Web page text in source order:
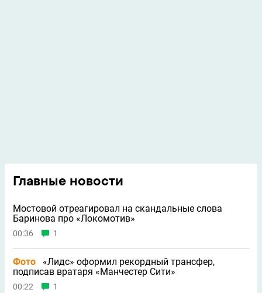
Главные новости
Мостовой отреагировал на скандальные слова
Баринова про «Локомотив»
00:36 1
Фото
«Лидс» оформил рекордный трансфер,
подписав вратаря «Манчестер Сити»
00:22 1